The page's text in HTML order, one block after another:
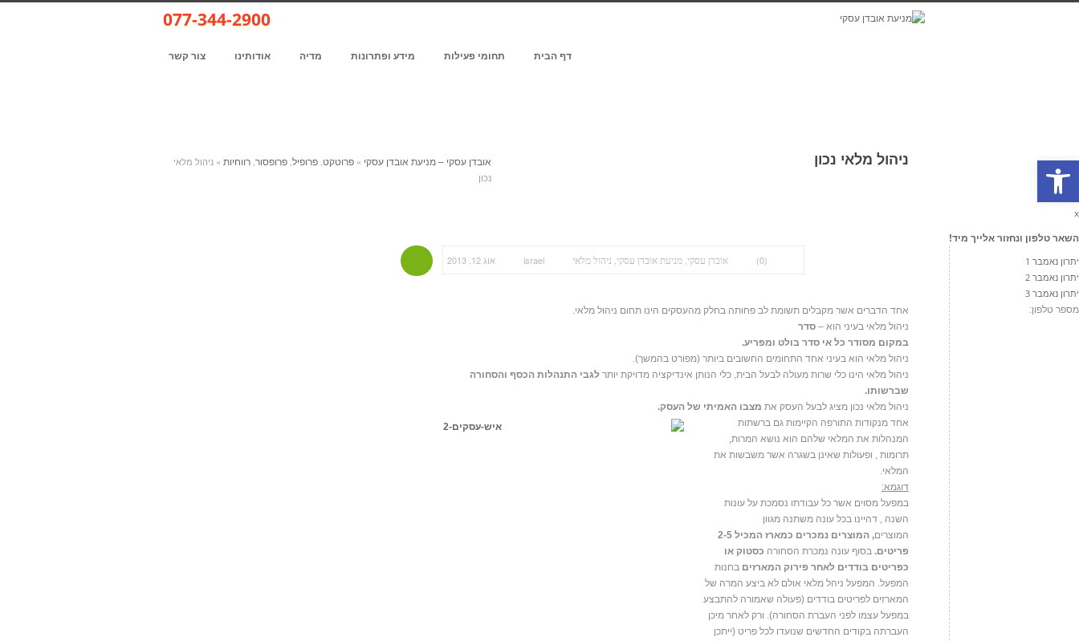
077-344-2900
דף הבית תחומי פעילות מידע ופתרונות מדיה אודותינו צור קשר
ניהול מלאי נכון אובדן עסקי – מניעת אובדן עסקי » פרוטקט פרופיל פרופסור רווחיות » ניהול מלאי
נכון
אוג 12, 2013 israel אובדן עסקי מניעת אובדן עסקי ניהול מלאי (0)
אחד הדברים אשר מקבלים תשומת לב פחותה בחלק מהעסקים הינו תחום ניהול מלאי.
ניהול מלאי בעיני הוא – סדר
במקום מסודר כל אי סדר בולט ומפריע.
ניהול מלאי הוא בעיני אחד התחומים החשובים ביותר (מפורט בהמשך).
ניהול מלאי הינו כלי שרות מעולה לבעל הבית, כלי הנותן אינדיקציה מדויקת יותר לגבי התנהלות הכסף והסחורה
שברשותו.
ניהול מלאי נכון מציג לבעל העסק את מצבו האמיתי של העסק.
אחד מנקודות התורפה הקיימות גם ברשתות
המנהלות את המלאי שלהם הוא נושא המרות,
תרומות , ופעולות שאינן בשגרה אשר משבשות את
המלאי.
דוגמא:
במפעל מסוים אשר כל עבודתו נסמכת על עונות
השנה , דהיינו בכל עונה משתנה מגוון
המוצרים,
המוצרים נמכרים כמארז המכיל 2-5
פריטים. בסוף עונה נמכרת הסחורה כסטוק או
כפריטים בודדים לאחר פירוק המארזים בחנות
המפעל. המפעל ניהל מלאי אולם לא ביצע המרה של
המארזים לפריטים בודדים (פעולה שאמורה להתבצע
במפעל עצמו לפני העברת הסחורה). ורק לאחר מיכן
העברתה בקודים החדשים שנועדו לכל פריט (ייתכן
x
השאר טלפון ונחזור אלייך מיד!
יתרון נאמבר 1
יתרון נאמבר 2
יתרון נאמבר 3
מספר טלפון:
פתח סרגל נגישות